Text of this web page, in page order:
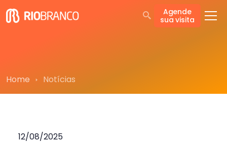
Agende
sua visita
Home Notícias
12/08/2025